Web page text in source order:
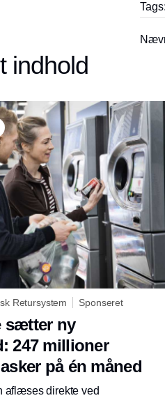
Tags:
indhold
Retursystem Sponseret
sætter ny
247 millioner
på én måned
aflæses direkte ved